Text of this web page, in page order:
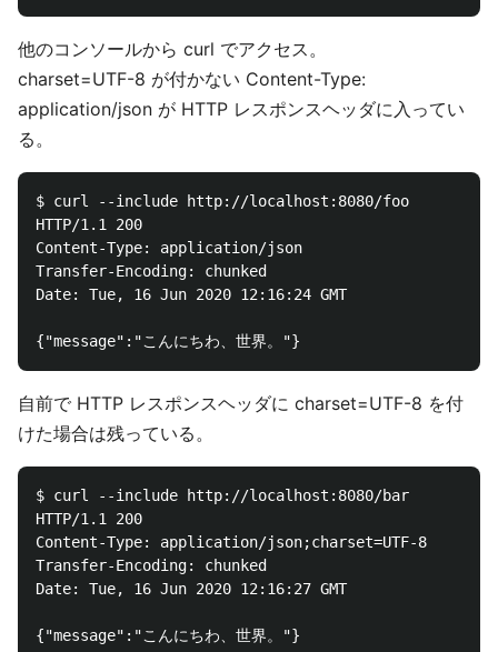
他のコンソールから curl でアクセス。
charset=UTF-8 が付かない Content-Type:
application/json が HTTP レスポンスヘッダに入ってい
る。
$ curl --include http://localhost:8080/foo
HTTP/1.1 200
Content-Type: application/json
Transfer-Encoding: chunked
Date: Tue, 16 Jun 2020 12:16:24 GMT
自前で HTTP レスポンスヘッダに charset=UTF-8 を付
けた場合は残っている。
$ curl --include http://localhost:8080/bar
HTTP/1.1 200
Content-Type: application/json;charset=UTF-8
Transfer-Encoding: chunked
Date: Tue, 16 Jun 2020 12:16:27 GMT